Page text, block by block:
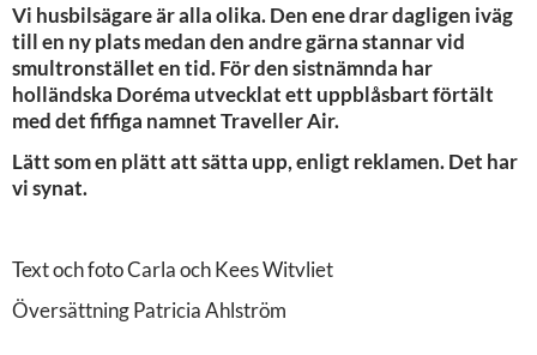
Vi husbilsägare är alla olika. Den ene drar dagligen iväg
till en ny plats medan den andre gärna stannar vid
smultronstället en tid. För den sistnämnda har
holländska Doréma utvecklat ett uppblåsbart förtält
med det fiffiga namnet Traveller Air.
Lätt som en plätt att sätta upp, enligt reklamen. Det har
vi synat.
Text och foto Carla och Kees Witvliet
Översättning Patricia Ahlström